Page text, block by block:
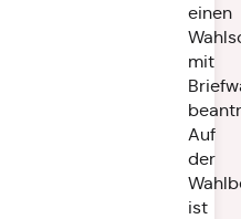
einen
mit
Auf
der
ist